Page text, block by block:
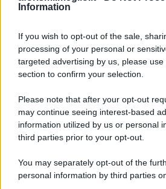
Information
If you wish to opt-out of the sale,
processing of your personal or
targeted advertising by us, please
section to confirm your selection.
Please note that after your opt-out
may continue seeing interest-based
information utilized by us or personal
third parties prior to your opt-out.
You may separately opt-out of the
personal information by third parties
Ricevi LE FRASI PIÙ
E-mail